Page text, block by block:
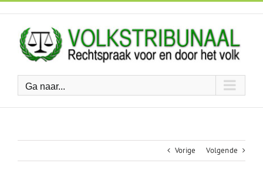
Ga
naar
Ga naar...
Vorige Volgende